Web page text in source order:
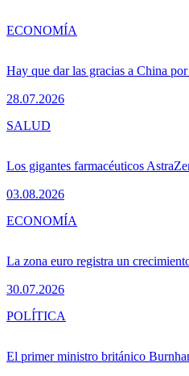
Hay que dar las gracias a China
28.07.2026
ECONOMÍA
Los gigantes farmacéuticos
03.08.2026
SALUD
La zona euro registra un
30.07.2026
ECONOMÍA
El primer ministro británico
POLÍTICA